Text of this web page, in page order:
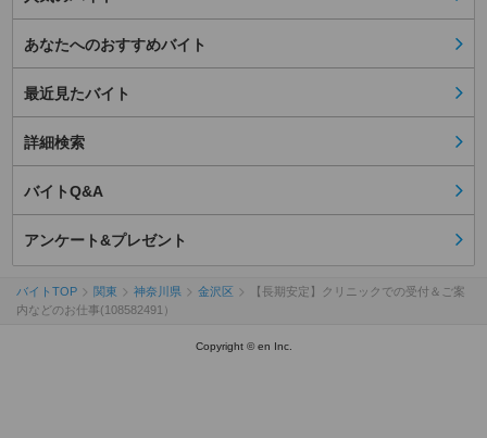
あなたへのおすすめバイト
最近見たバイト
詳細検索
バイトQ&A
アンケート&プレゼント
バイトTOP 関東 神奈川県 金沢区
【長期安定】クリニックでの受付＆ご案
内などのお仕事(108582491）
Copyright © en Inc.